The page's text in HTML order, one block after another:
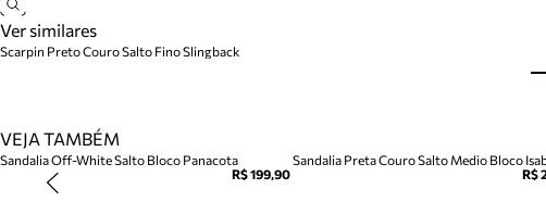
Ver similares
Scarpin Preto Couro Salto Fino Slingback
VEJA TAMBÉM
Sandalia Off-White Salto Bloco Panacota
R$ 199,90
Sandalia Preta Couro Salto Medio Bloco
R$